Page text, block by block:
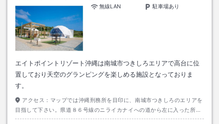
無線LAN
駐車場あり
エイトポイントリゾート沖縄は南城市つきしろエリアで高台に位
置しており天空のグランピングを楽しめる施設となっておりま
す。
アクセス： マップでは沖縄刑務所を目印に、南城市つきしろのエリアを
目指して下さい。県道８６号線のニライカナイへの道から左に入った所す
ぐになります。